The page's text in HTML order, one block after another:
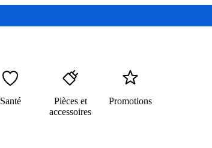
Santé
Pièces et
accessoires
Promotions